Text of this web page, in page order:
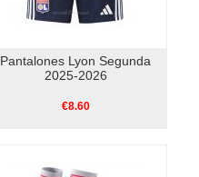
Pantalones Lyon Segunda
2025-2026
€8.60